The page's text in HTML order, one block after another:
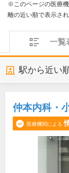
※このページの医療
離の近い順で表示さ
一覧
駅から近い
仲本内科・
医療機関による